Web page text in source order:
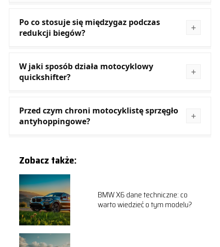
Po co stosuje się międzygaz podczas
redukcji biegów?
W jaki sposób działa motocyklowy
quickshifter?
Przed czym chroni motocyklistę sprzęgło
antyhoppingowe?
Zobacz także:
BMW X6 dane techniczne: co
warto wiedzieć o tym modelu?